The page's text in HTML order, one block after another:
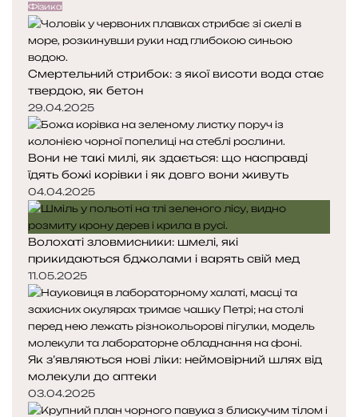
,
я
к
а
з
м
і
н
ю
є
ж
и
т
т
я
е
д
н
я
с
т
о
р
і
н
к
а
у
п
н
а
с
т
о
р
і
н
к
а
Фізика
Смертельний стрибок: з якої висоти вода стає
твердою, як бетон
29.04.2025
Вони не такі милі, як здається: що насправді
їдять божі корівки і як довго вони живуть
04.04.2025
Волохаті зловмисники: шмелі, які
прикидаються бджолами і варять свій мед
11.05.2025
Як з’являються нові ліки: неймовірний шлях від
молекули до аптеки
03.04.2025